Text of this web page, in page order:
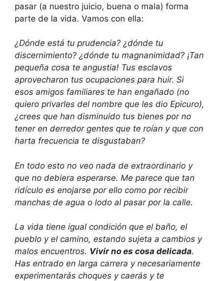
pasar (a nuestro juicio, buena o mala) forma
parte de la vida. Vamos con ella:
¿Dónde está tu prudencia? ¿dónde tu
discernimiento? ¿dónde tu magnanimidad? ¡Tan
pequeña cosa te angustia! Tus esclavos
aprovecharon tus ocupaciones para huir. Si
esos amigos familiares te han engañado (no
quiero privarles del nombre que les dio Epicuro),
¿crees que han disminuido tus bienes por no
tener en derredor gentes que te roían y que con
harta frecuencia te disgustaban?
En todo esto no veo nada de extraordinario y
que no debiera esperarse. Me parece que tan
ridículo es enojarse por ello como por recibir
manchas de agua o lodo al pasar por la calle.
La vida tiene igual condición que el baño, el
pueblo y el camino, estando sujeta a cambios y
malos encuentros. Vivir no es cosa delicada.
Has entrado en larga carrera y necesariamente
experimentarás choques y caerás y te